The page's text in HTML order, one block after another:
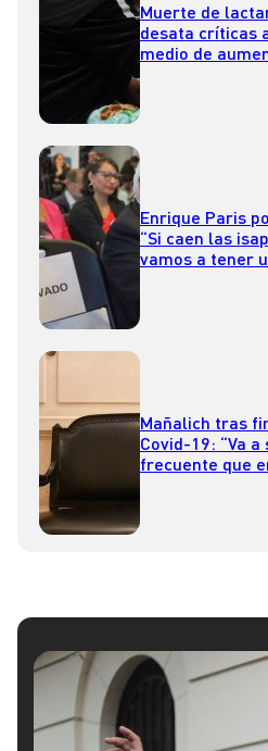
Muerte de
desata críticas
medio de
Enrique Paris
“Si caen las
vamos a tener
Mañalich tras
Covid-19: “Va
frecuente que